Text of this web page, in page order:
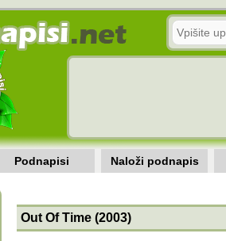
Podnapisi Naloži podnapis
Out Of Time (2003)